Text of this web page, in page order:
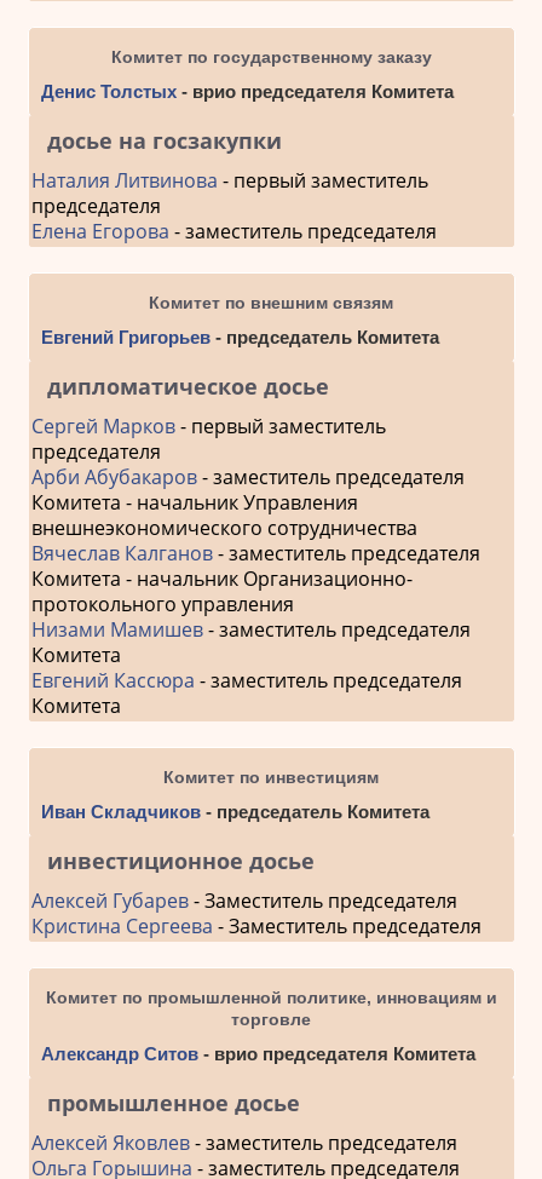
Комитет по государственному заказу
Денис Толстых- врио председателя Комитета
досье на госзакупки
Наталия Литвинова - первый заместитель
председателя
Елена Егорова - заместитель председателя
Комитет по внешним связям
Евгений Григорьев- председатель Комитета
дипломатическое досье
Сергей Марков- первый заместитель
председателя
Арби Абубакаров- заместитель председателя
Комитета - начальник Управления
внешнеэкономического сотрудничества
Вячеслав Калганов- заместитель председателя
Комитета - начальник Организационно-
протокольного управления
Низами Мамишев- заместитель председателя
Комитета
Евгений Кассюра - заместитель председателя
Комитета
Комитет по инвестициям
Иван Складчиков- председатель Комитета
инвестиционное досье
Алексей Губарев- Заместитель председателя
Кристина Сергеева - Заместитель председателя
Комитет по промышленной политике, инновациям и
торговле
Александр Ситов- врио председателя Комитета
промышленное досье
Алексей Яковлев- заместитель председателя
Ольга Горышина - заместитель председателя